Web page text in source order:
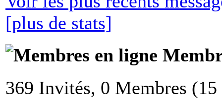
[plus de stats]
369 Invités, 0 Membres (15